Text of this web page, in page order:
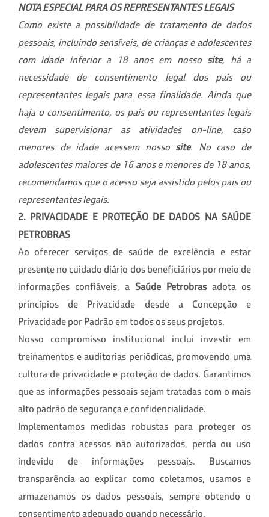
NOTA ESPECIAL PARA OS REPRESENTANTES LEGAIS
Como existe a possibilidade de tratamento de dados
pessoais, incluindo sensíveis, de crianças e adolescentes
com idade inferior a 18 anos em nosso site, há a
necessidade de consentimento legal dos pais ou
representantes legais para essa finalidade. Ainda que
haja o consentimento, os pais ou representantes legais
devem supervisionar as atividades on-line, caso
menores de idade acessem nosso site. No caso de
adolescentes maiores de 16 anos e menores de 18 anos,
recomendamos que o acesso seja assistido pelos pais ou
representantes legais.
2. PRIVACIDADE E PROTEÇÃO DE DADOS NA SAÚDE
PETROBRAS
Ao oferecer serviços de saúde de excelência e estar
presente no cuidado diário dos beneficiários por meio de
informações confiáveis, a Saúde Petrobrasadota os
princípios de Privacidade desde a Concepção e
Privacidade por Padrão em todos os seus projetos.
Nosso compromisso institucional inclui investir em
treinamentos e auditorias periódicas, promovendo uma
cultura de privacidade e proteção de dados. Garantimos
que as informações pessoais sejam tratadas com o mais
alto padrão de segurança e confidencialidade.
Implementamos medidas robustas para proteger os
dados contra acessos não autorizados, perda ou uso
indevido de informações pessoais. Buscamos
transparência ao explicar como coletamos, usamos e
armazenamos os dados pessoais, sempre obtendo o
consentimento adequado quando necessário.